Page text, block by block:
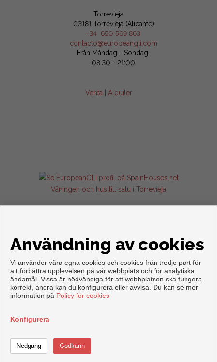
Kontakta
Torrevieja
03181 Torrevieja (Alicante)
+34 650 569 863
contacto@europeangli.com
Från Måndag - Söndag:
08:30 - 21:00
Venta Alquiler
Våningen och hus till salu i Torrevieja
Copyright © 2026. Med alla rättigheter förbehållna.
Juridisk information |Personuppgiftspolicy
Användning av cookies
Vi använder våra egna cookies och cookies från tredje part för
att förbättra upplevelsen på vår webbplats och för analytiska
ändamål. Vissa är nödvändiga för att webbplatsen ska fungera
korrekt, andra kan du konfigurera eller avvisa. Du kan se mer
information på Policy för cookies
Konfigurera